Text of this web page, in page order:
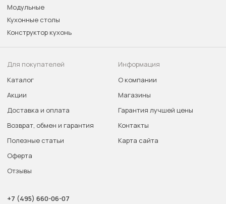
Модульные
Кухонные столы
Конструктор кухонь
Для покупателей
Каталог
Акции
Доставка и оплата
Возврат, обмен и гарантия
Полезные статьи
Оферта
Отзывы
Информация
О компании
Магазины
Гарантия лучшей цены
Контакты
Карта сайта
+7 (495) 660-06-07